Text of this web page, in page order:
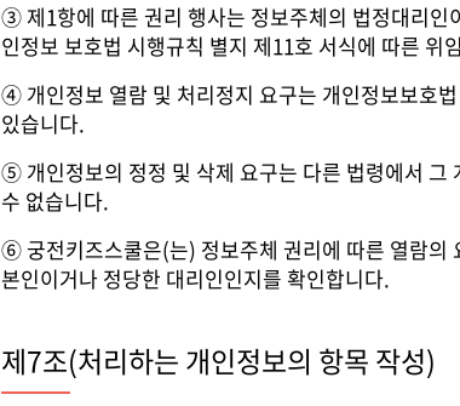
③ 제1항에 따른 권리 행사는 정보주체의 법정대리인
인정보 보호법 시행규칙 별지 제11호 서식에 따른 위
④ 개인정보 열람 및 처리정지 요구는 개인정보보호
있습니다.
⑤ 개인정보의 정정 및 삭제 요구는 다른 법령에서 그
수 없습니다.
⑥ 궁전키즈스쿨은(는) 정보주체 권리에 따른 열람의
본인이거나 정당한 대리인인지를 확인합니다.
제7조(처리하는 개인정보의 항목 작성)